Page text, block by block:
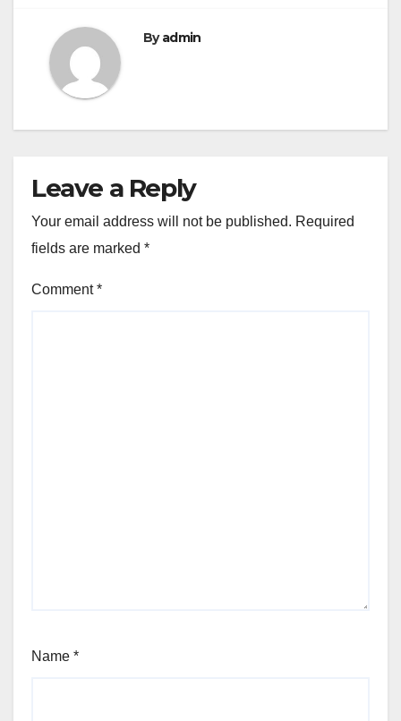
Byadmin
Leave a Reply
Your email address will not be published. Required
fields are marked *
Comment*
Name *